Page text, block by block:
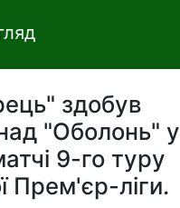
здобув
"Оболонь" у
9-го туру
Прем'єр-ліги.